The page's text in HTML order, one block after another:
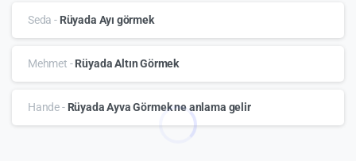
Seda - Rüyada Ayı görmek
Mehmet -Rüyada Altın Görmek
Hande- Rüyada Ayva Görmek ne anlama gelir